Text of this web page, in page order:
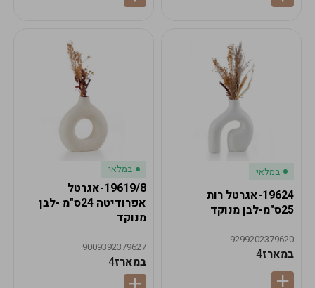
במלאי
19624-אגרטל רות
25ס"מ-לבן מנוקד
9299202379620
במארז4
במלאי
19619/8-אגרטל
אפרודיטה 24ס"מ -לבן
מנוקד
9009392379627
במארז4